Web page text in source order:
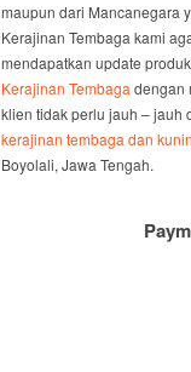
maupun dari Mancanegara
Kerajinan Tembaga kami
mendapatkan update
Kerajinan Tembaga dengan
klien tidak perlu jauh – jauh
kerajinan tembaga dan
Boyolali, Jawa Tengah.